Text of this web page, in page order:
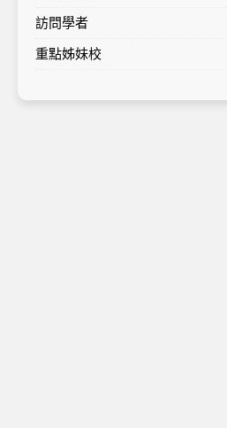
地區統計列表
校內統計列表
訪問學者
重點姊妹校